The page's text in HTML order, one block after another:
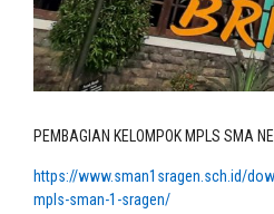
PEMBAGIAN KELOMPOK MPLS SMA
https://www.sman1sragen.sch.id/
mpls-sman-1-sragen/